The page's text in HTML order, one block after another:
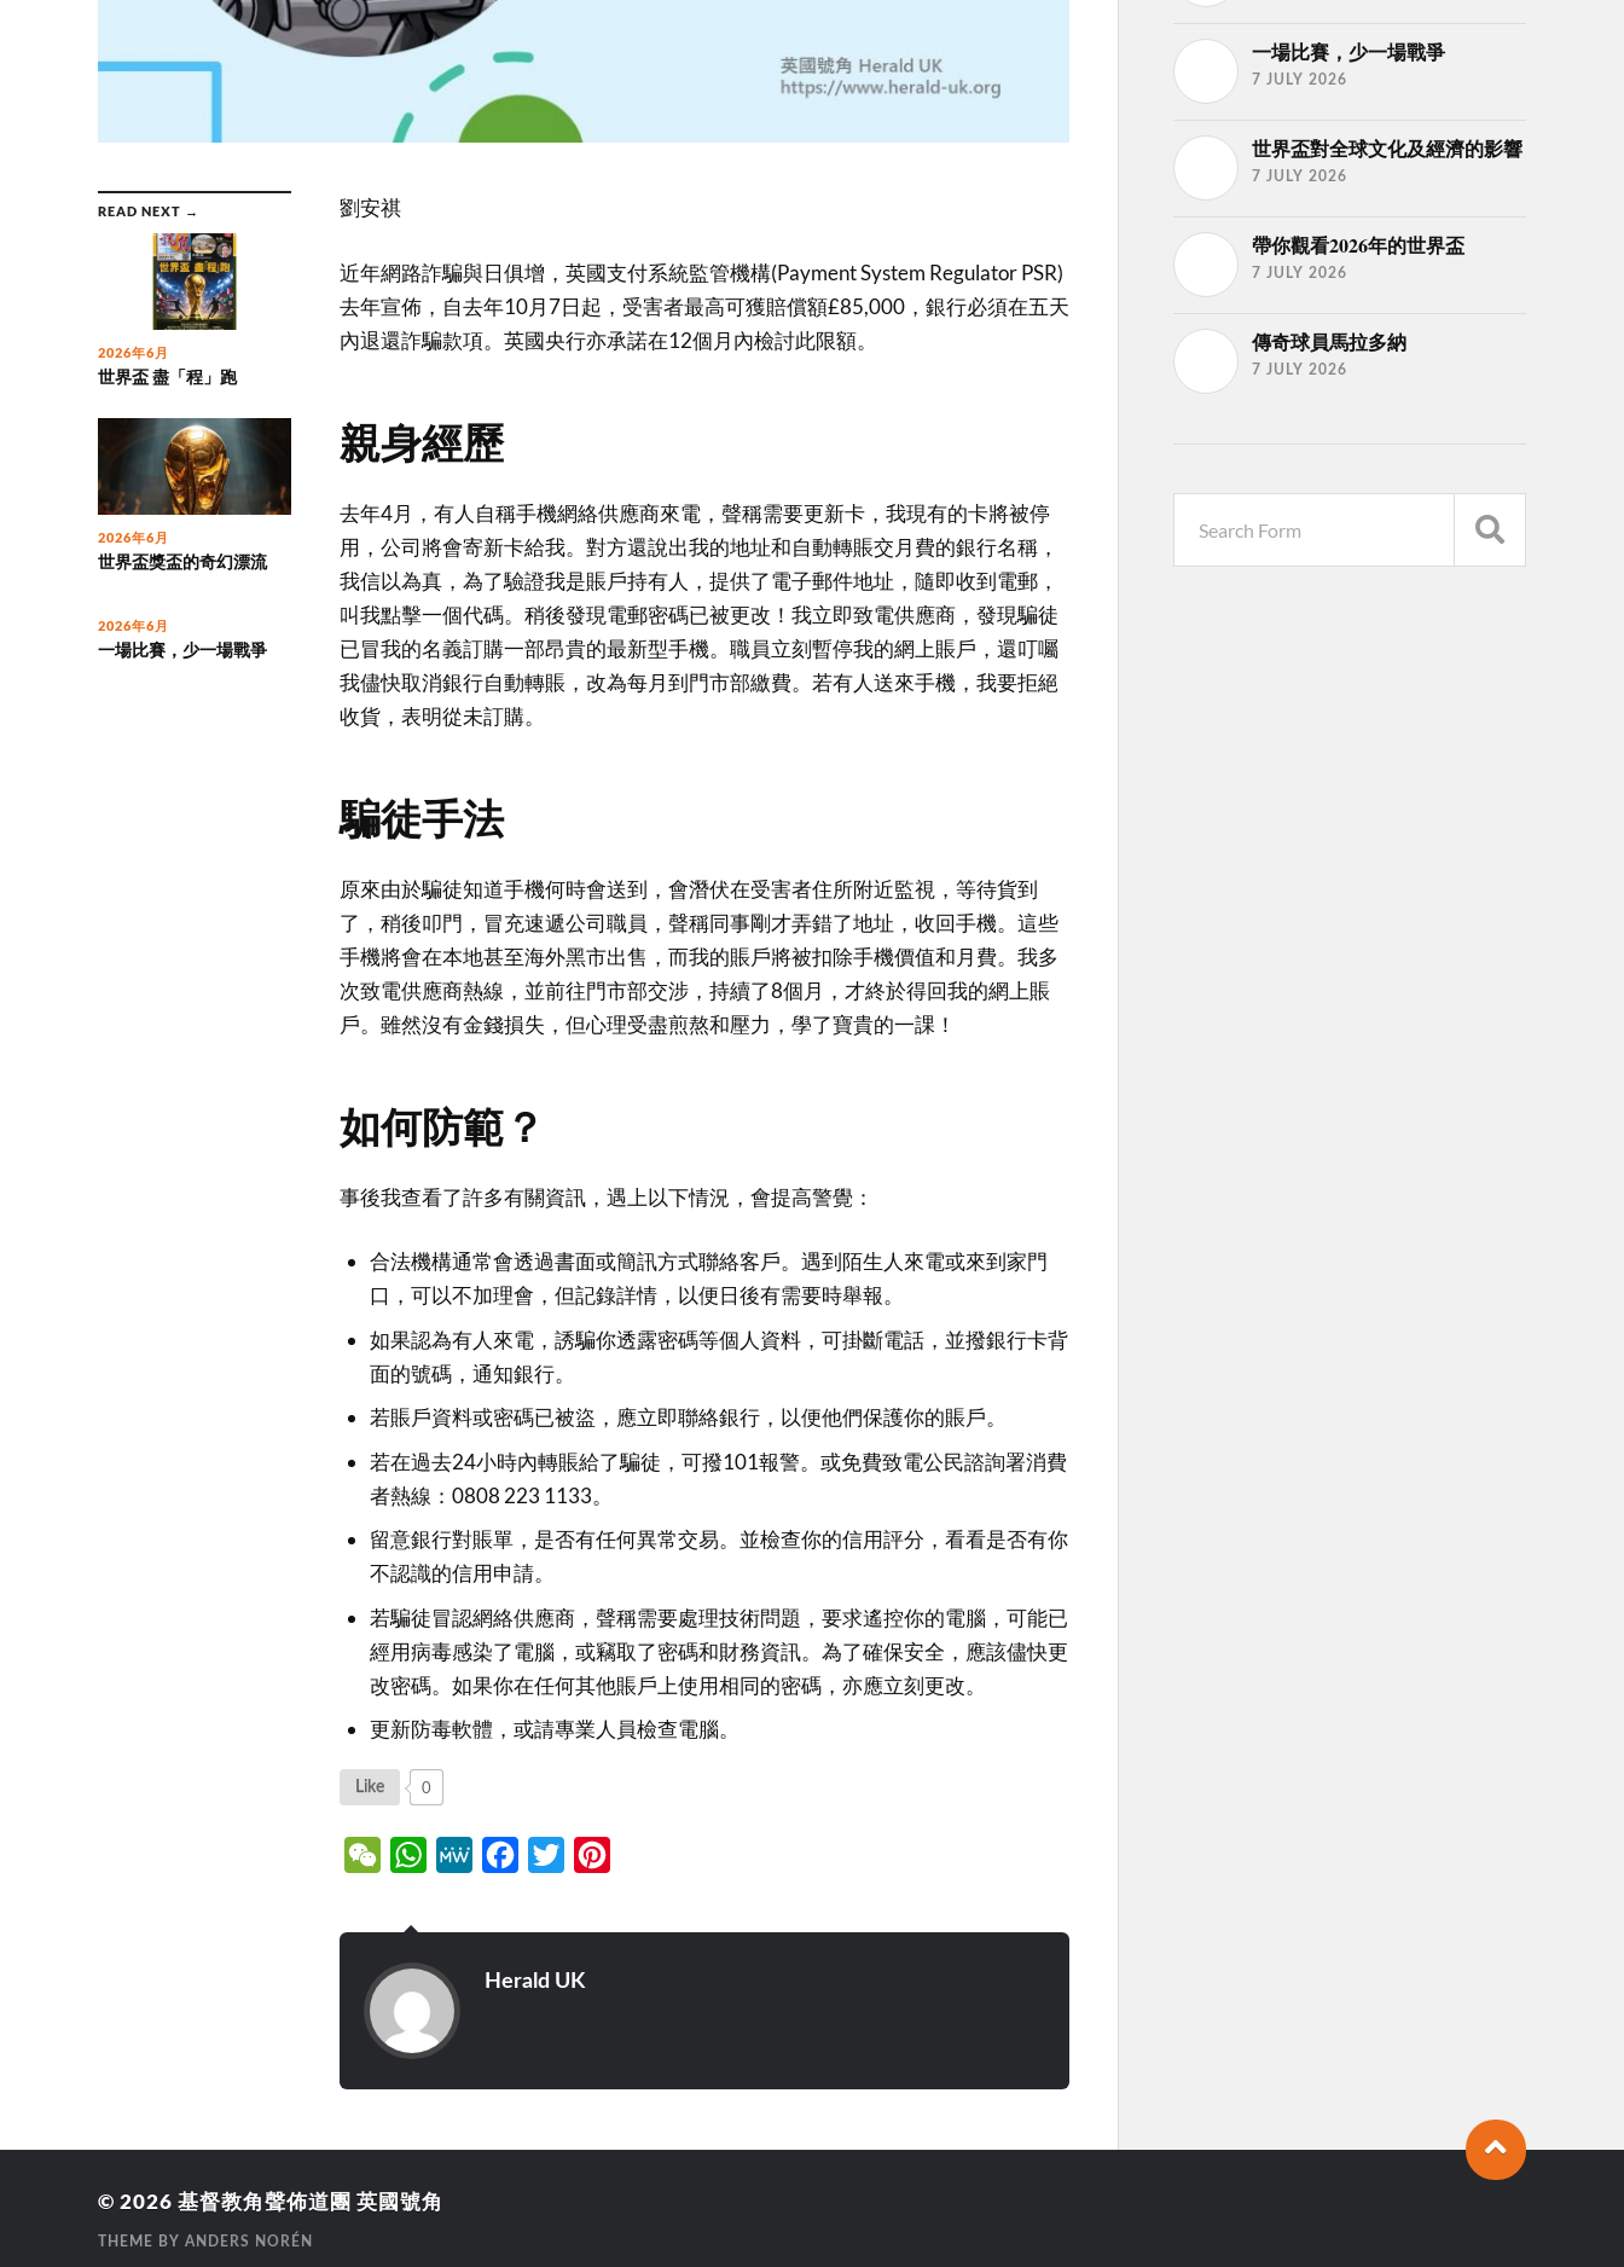
READ NEXT →
2026年6月
世界盃 盡「程」跑
2026年6月
世界盃獎盃的奇幻漂流
2026年6月
一場比賽，少一場戰爭
劉安祺
近年網路詐騙與日俱增，英國支付系統監管機構(Payment System Regulator PSR)
去年宣佈，自去年10月7日起，受害者最高可獲賠償額£85,000，銀行必須在五天
內退還詐騙款項。英國央行亦承諾在12個月內檢討此限額。
親身經歷
去年4月，有人自稱手機網絡供應商來電，聲稱需要更新卡，我現有的卡將被停
用，公司將會寄新卡給我。對方還說出我的地址和自動轉賬交月費的銀行名稱，
我信以為真，為了驗證我是賬戶持有人，提供了電子郵件地址，隨即收到電郵，
叫我點擊一個代碼。稍後發現電郵密碼已被更改！我立即致電供應商，發現騙徒
已冒我的名義訂購一部昂貴的最新型手機。職員立刻暫停我的網上賬戶，還叮囑
我儘快取消銀行自動轉賬，改為每月到門市部繳費。若有人送來手機，我要拒絕
收貨，表明從未訂購。
騙徒手法
原來由於騙徒知道手機何時會送到，會潛伏在受害者住所附近監視，等待貨到
了，稍後叩門，冒充速遞公司職員，聲稱同事剛才弄錯了地址，收回手機。這些
手機將會在本地甚至海外黑市出售，而我的賬戶將被扣除手機價值和月費。我多
次致電供應商熱線，並前往門市部交涉，持續了8個月，才終於得回我的網上賬
戶。雖然沒有金錢損失，但心理受盡煎熬和壓力，學了寶貴的一課！
如何防範？
事後我查看了許多有關資訊，遇上以下情況，會提高警覺：
合法機構通常會透過書面或簡訊方式聯絡客戶。遇到陌生人來電或來到家門
口，可以不加理會，但記錄詳情，以便日後有需要時舉報。
如果認為有人來電，誘騙你透露密碼等個人資料，可掛斷電話，並撥銀行卡背
面的號碼，通知銀行。
若賬戶資料或密碼已被盜，應立即聯絡銀行，以便他們保護你的賬戶。
若在過去24小時內轉賬給了騙徒，可撥101報警。或免費致電公民諮詢署消費
者熱線：0808 223 1133。
留意銀行對賬單，是否有任何異常交易。並檢查你的信用評分，看看是否有你
不認識的信用申請。
若騙徒冒認網絡供應商，聲稱需要處理技術問題，要求遙控你的電腦，可能已
經用病毒感染了電腦，或竊取了密碼和財務資訊。為了確保安全，應該儘快更
改密碼。如果你在任何其他賬戶上使用相同的密碼，亦應立刻更改。
更新防毒軟體，或請專業人員檢查電腦。
Like 0
WeChatWhatsApp
MeWe Facebook
Twitter
Herald UK
一場比賽，少一場戰爭
7 JULY 2026
世界盃對全球文化及經濟的影響
7 JULY 2026
帶你觀看2026年的世界盃
7 JULY 2026
傳奇球員馬拉多納
7 JULY 2026
© 2026 基督教角聲佈道團 英國號角
THEME BY ANDERS NORÉN